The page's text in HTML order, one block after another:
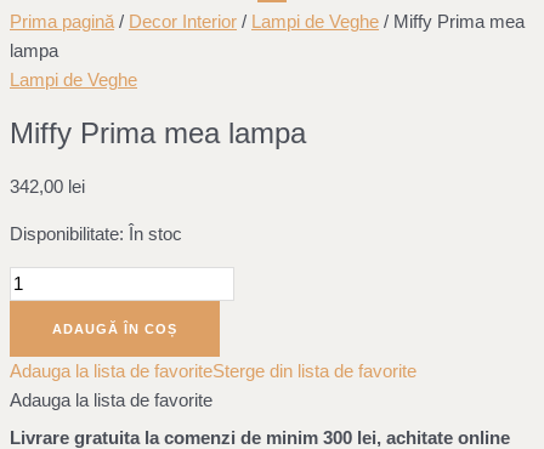
Prima pagină / Decor Interior / Lampi de Veghe / Miffy Prima mea
lampa
Lampi de Veghe
Miffy Prima mea lampa
342,00 lei
Disponibilitate: În stoc
Miffy
Prima
mea
ADAUGĂ ÎN COȘ
Adauga la lista de favoriteSterge din lista de favorite
Adauga la lista de favorite
Livrare gratuita la comenzi de minim 300 lei, achitate online